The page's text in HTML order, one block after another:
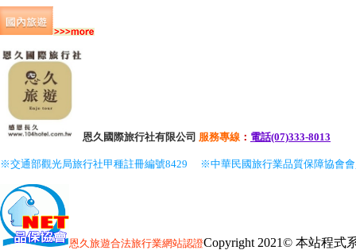
恩久國際旅行社有限公司 服務專線 ： 電話(07)333-8013
※交通部觀光局旅行社甲種註冊編號8429 ※中華民國旅行業品質保障協會
恩久旅遊合法旅行業網站認證Copyright 2021© 本站程式